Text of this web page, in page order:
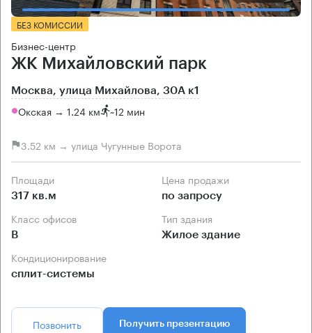
БЕЗ КОМИССИИ
Бизнес-центр
ЖК Михайловский парк
Москва, улица Михайлова, 30А к1
Окская → 1.24 км ~12 мин
3.52 км → улица Чугунные Ворота
Площади
317 кв.м
Цена продажи
по запросу
Класс офисов
B
Тип здания
Жилое здание
Кондиционирование
сплит-системы
Позвонить Получить презентацию